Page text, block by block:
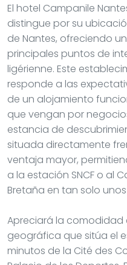
El hotel Campanile
distingue por su
de Nantes, ofreciendo
principales puntos de
ligérienne. Este
responde a las
de un alojamiento
que vengan por
estancia de
situada directamente
ventaja mayor,
a la estación SNCF o al
Bretaña en tan solo
Apreciará la
geográfica que sitúa el
minutos de la Cité des